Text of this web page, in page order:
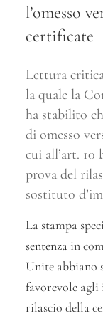
l’omesso
certificate
Lettura
la quale la
ha stabilito
di omesso
cui all’art. 10
prova del
sostituto
La stampa
sentenza in
Unite abbiano
favorevole
rilascio della